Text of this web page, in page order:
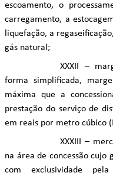
escoamento, o
carregamento, a
liquefação, a
gás natural;
XXXII –
forma simplificada,
máxima que a
prestação do serviço de
em reais por metro cúbico
XXXIII –
na área de concessão cujo
com exclusividade